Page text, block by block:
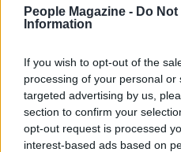
People Magazine - Do
Information
If you wish to opt-out of the
processing of your personal
targeted advertising by us,
section to confirm your
opt-out request is processed
interest-based ads based on
La vicenda solleva
protezione dei dati, sulla